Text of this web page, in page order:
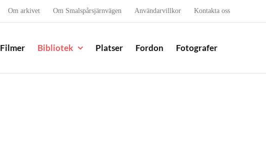
Om arkivet Om Smalspårsjärnvägen Användarvillkor Kontakta oss
Filmer Bibliotek Platser Fordon Fotografer